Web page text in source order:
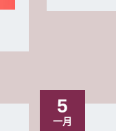
5
一月